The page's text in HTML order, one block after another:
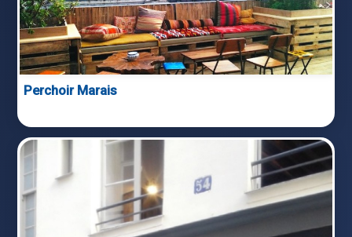
Perchoir Marais